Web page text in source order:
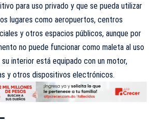
para uso privado y que se pueda utilizar
lugares como aeropuertos, centros
y otros espacios públicos, aunque por
no puede funcionar como maleta al uso
su interior está equipado con un motor,
y otros dispositivos electrónicos.